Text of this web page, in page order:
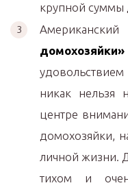
крупной суммы
домохозяйки»
никак нельзя
центре
домохозяйки,
личной жизни.
тихом и